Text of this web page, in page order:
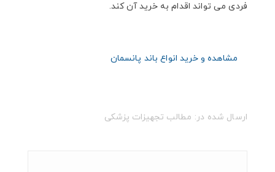
فردی می تواند اقدام به خرید آن کند.
مشاهده و خرید انواع باند پانسمان
ارسال شده در: مطالب تجهیزات پزشکی